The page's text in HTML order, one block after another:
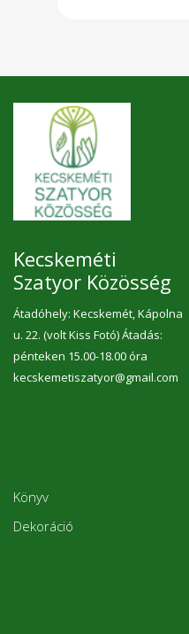
egyensúly
csontozat
folyamatokban.
kendermag 32%,
15%,élelmi
agar),
csíráztatott
hozzáadott cukor
(kakaómassza,
kakaóvaj,
természetes
szárazanyag:
hajdina*, aszalt
ökológiai
hozzáadott cukrot
tartalmaz, 2,2 g
allergéneket,
mentes, nyers,
Kecskeméti
Szatyor Közösség
Átadóhely: Kecskemét, Kápolna
u. 22. (volt Kiss Fotó) Átadás:
pénteken 15.00-18.00 óra
kecskemetiszatyor@gmail.com
Könyv
Dekoráció